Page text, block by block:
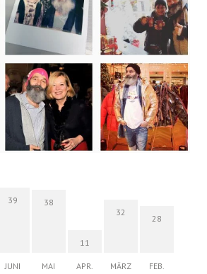
39
JUNI
38
MAI
11
APR.
32
MÄRZ
28
FEB.